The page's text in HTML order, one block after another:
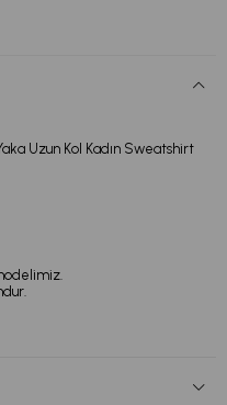
Uzun Kol Kadın Sweatshirt